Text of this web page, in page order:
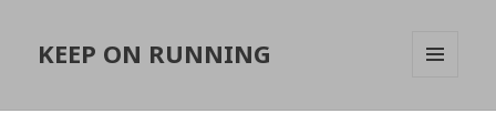
KEEP ON RUNNING